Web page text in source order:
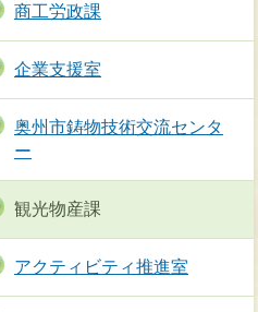
商工労政課
企業支援室
奥州市鋳物技術交流センタ
ー
観光物産課
アクティビティ推進室